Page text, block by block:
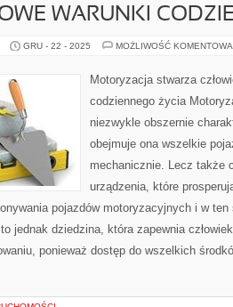
WARUNKI
GRU - 22 - 2025 MOŻLIWOŚĆ
Motoryzacja stwarza
codziennego życia
niezwykle obszernie
obejmuje ona wszelkie
mechanicznie. Lecz także
urządzenia, które
pojazdów motoryzacyjnych i w
jednak dziedzina, która zapewnia
ponieważ dostęp do wszelkich